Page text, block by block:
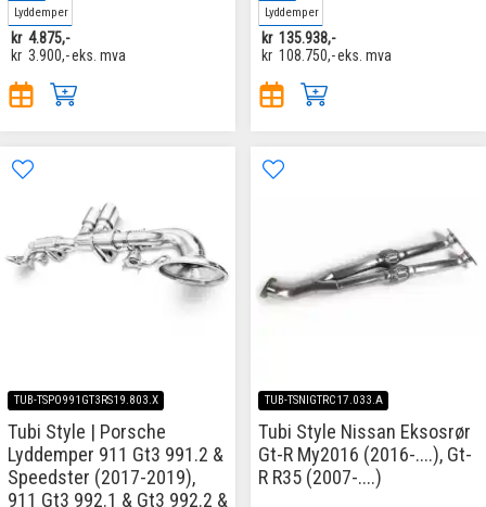
Lyddemper
kr 4.875,-
kr 3.900,-eks. mva
Lyddemper
kr 135.938,-
kr 108.750,-eks. mva
TUB-TSPO991GT3RS19.803.X
Tubi Style | Porsche
Lyddemper 911 Gt3 991.2 &
Speedster (2017-2019),
911 Gt3 992.1 & Gt3 992.2 &
TUB-TSNIGTRC17.033.A
Tubi Style Nissan Eksosrør
Gt-R My2016 (2016-....), Gt-
R R35 (2007-....)